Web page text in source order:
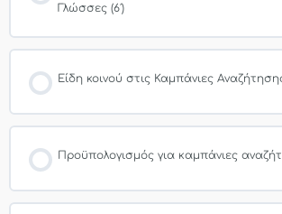
Γλώσσες (6′)
Είδη κοινού στις Καμπάνιες Αναζήτησης
Προϋπολογισμός για καμπάνιες